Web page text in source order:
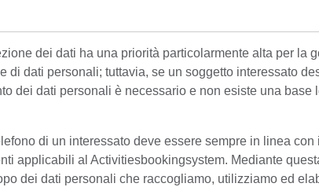
dei dati ha una priorità particolarmente alta per la
dati personali; tuttavia, se un soggetto interessato
dei dati personali è necessario e non esiste una
di un interessato deve essere sempre in linea
applicabili al Activitiesbookingsystem. Mediante
dei dati personali che raccogliamo, utilizziamo ed